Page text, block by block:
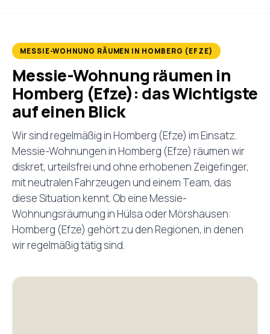
MESSIE-WOHNUNG RÄUMEN IN HOMBERG (EFZE)
Messie-Wohnung räumen in
Homberg (Efze): das Wichtigste
auf einen Blick
Wir sind regelmäßig in Homberg (Efze) im Einsatz.
Messie-Wohnungen in Homberg (Efze) räumen wir
diskret, urteilsfrei und ohne erhobenen Zeigefinger,
mit neutralen Fahrzeugen und einem Team, das
diese Situation kennt. Ob eine Messie-
Wohnungsräumung in Hülsa oder Mörshausen:
Homberg (Efze) gehört zu den Regionen, in denen
wir regelmäßig tätig sind.